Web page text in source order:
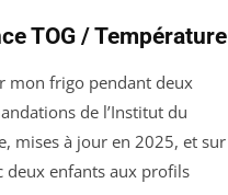
TOG / Température
mon frigo pendant deux
de l’Institut du
mises à jour en 2025, et sur
deux enfants aux profils